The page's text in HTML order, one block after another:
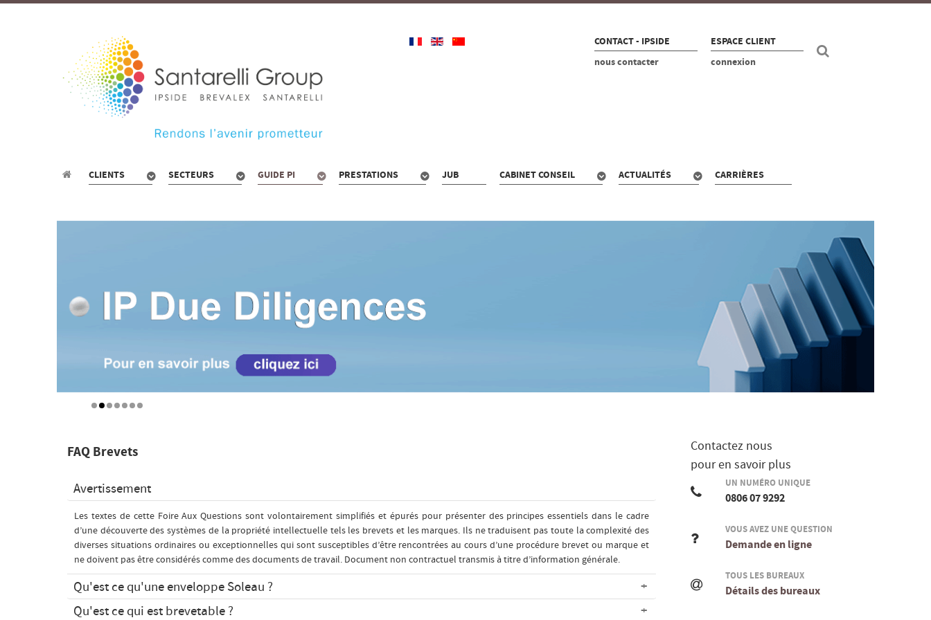
CONTACT - IPSIDE
nous contacter
ESPACE CLIENT
connexion
CLIENTS SECTEURS GUIDE PI PRESTATIONS JUB CABINET CONSEIL ACTUALITÉS CARRIÈRES
FAQ Brevets
Avertissement
Les textes de cette Foire Aux Questions sont volontairement simplifiés et épurés pour présenter des principes essentiels dans le cadre
d’une découverte des systèmes de la propriété intellectuelle tels les brevets et les marques. Ils ne traduisent pas toute la complexité des
diverses situations ordinaires ou exceptionnelles qui sont susceptibles d’être rencontrées au cours d’une procédure brevet ou marque et
ne doivent pas être considérés comme des documents de travail. Document non contractuel transmis à titre d’information générale.
Qu'est ce qu'une enveloppe Soleau ? +
Qu'est ce qui est brevetable ? +
Contactez nous
pour en savoir plus
UN NUMÉRO UNIQUE
0806 07 9292
VOUS AVEZ UNE QUESTION
Demande en ligne
TOUS LES BUREAUX
Détails des bureaux